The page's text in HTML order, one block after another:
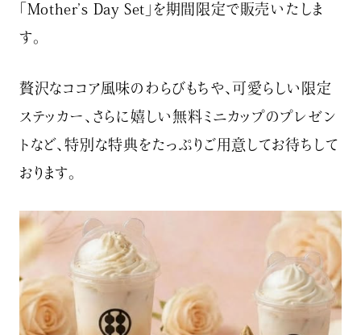
「Mother’s Day Set」を期間限定で販売いたしま
す。
贅沢なココア風味のわらびもちや、可愛らしい限定
ステッカー、さらに嬉しい無料ミニカップのプレゼン
トなど、特別な特典をたっぷりご用意してお待ちして
おります。